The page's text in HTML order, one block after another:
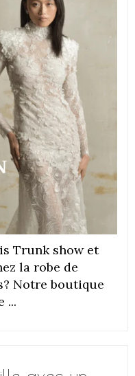
Trunk show et
la robe de
Notre boutique
...